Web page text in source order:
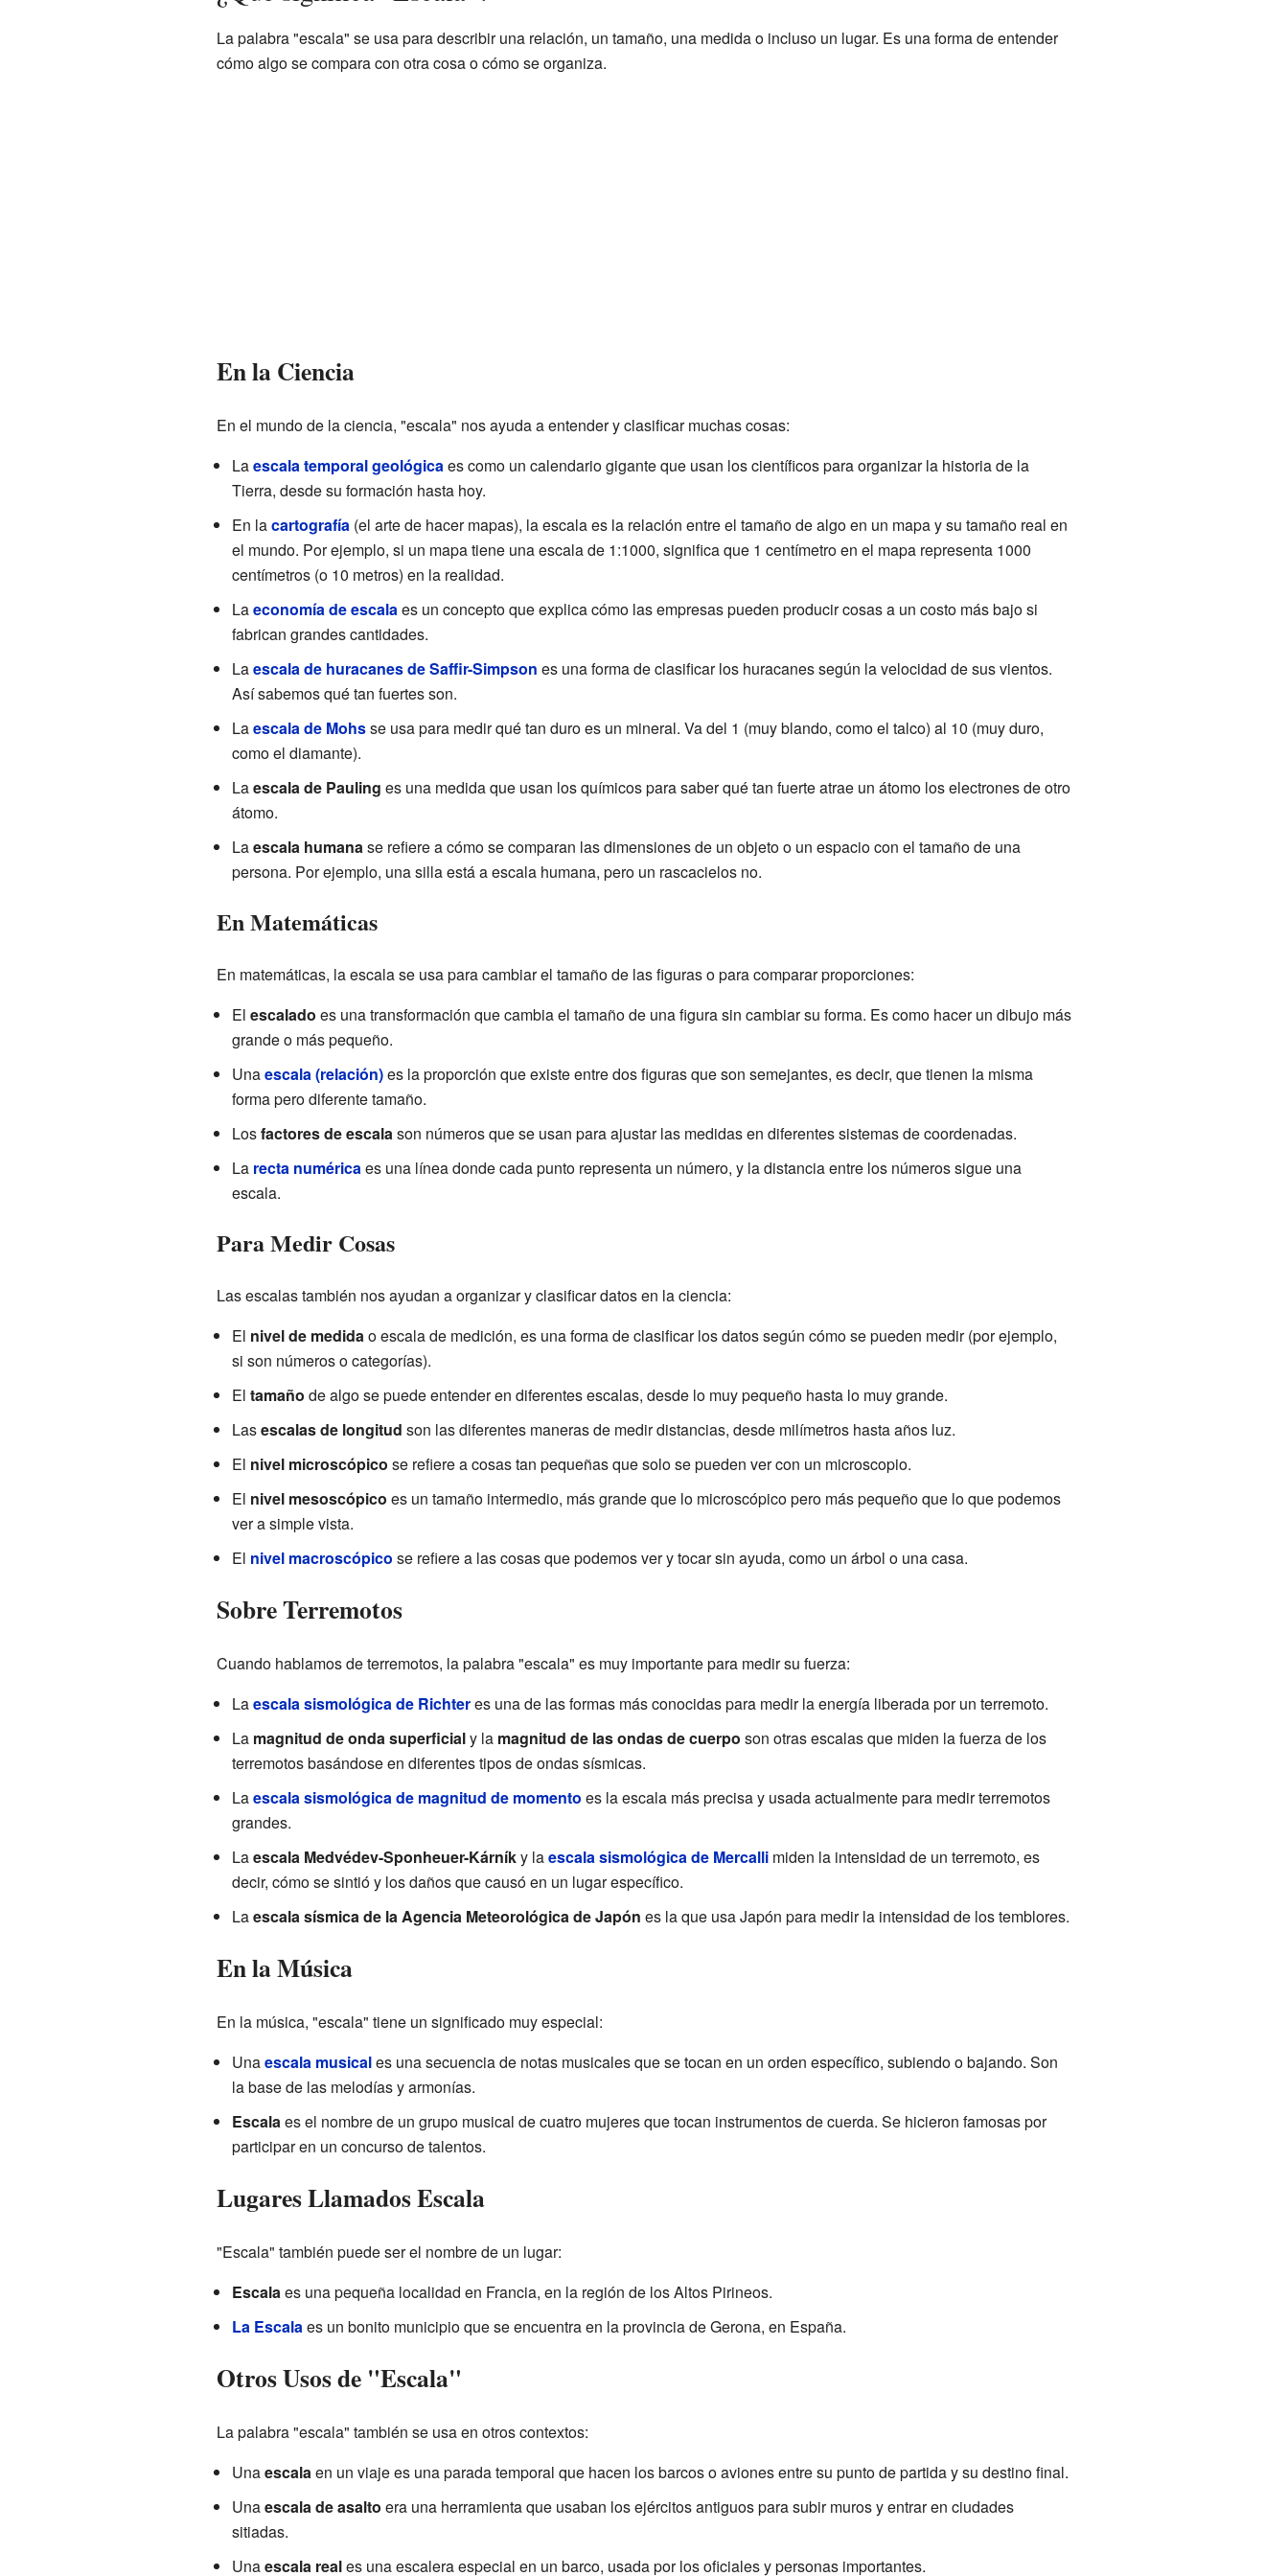
La palabra "escala" se usa para describir una relación, un tamaño, una medida o incluso un lugar. Es una forma de entender
cómo algo se compara con otra cosa o cómo se organiza.
En la Ciencia
En el mundo de la ciencia, "escala" nos ayuda a entender y clasificar muchas cosas:
Laescala temporal geológicaes como un calendario gigante que usan los científicos para organizar la historia de la
Tierra, desde su formación hasta hoy.
En lacartografía(el arte de hacer mapas), la escala es la relación entre el tamaño de algo en un mapa y su tamaño real en
el mundo. Por ejemplo, si un mapa tiene una escala de 1:1000, significa que 1 centímetro en el mapa representa 1000
centímetros (o 10 metros) en la realidad.
Laeconomía de escalaes un concepto que explica cómo las empresas pueden producir cosas a un costo más bajo si
fabrican grandes cantidades.
Laescala de huracanes de Saffir-Simpson es una forma de clasificar los huracanes según la velocidad de sus vientos.
Así sabemos qué tan fuertes son.
Laescala de Mohsse usa para medir qué tan duro es un mineral. Va del 1 (muy blando, como el talco) al 10 (muy duro,
como el diamante).
Laescala de Pauling es una medida que usan los químicos para saber qué tan fuerte atrae un átomo los electrones de otro
átomo.
Laescala humanase refiere a cómo se comparan las dimensiones de un objeto o un espacio con el tamaño de una
persona. Por ejemplo, una silla está a escala humana, pero un rascacielos no.
En Matemáticas
En matemáticas, la escala se usa para cambiar el tamaño de las figuras o para comparar proporciones:
El escalado es una transformación que cambia el tamaño de una figura sin cambiar su forma. Es como hacer un dibujo más
grande o más pequeño.
Unaescala (relación)es la proporción que existe entre dos figuras que son semejantes, es decir, que tienen la misma
forma pero diferente tamaño.
Losfactores de escalason números que se usan para ajustar las medidas en diferentes sistemas de coordenadas.
La recta numéricaes una línea donde cada punto representa un número, y la distancia entre los números sigue una
escala.
Para Medir Cosas
Las escalas también nos ayudan a organizar y clasificar datos en la ciencia:
El nivel de medidao escala de medición, es una forma de clasificar los datos según cómo se pueden medir (por ejemplo,
si son números o categorías).
El tamaño de algo se puede entender en diferentes escalas, desde lo muy pequeño hasta lo muy grande.
Lasescalas de longitud son las diferentes maneras de medir distancias, desde milímetros hasta años luz.
El nivel microscópico se refiere a cosas tan pequeñas que solo se pueden ver con un microscopio.
El nivel mesoscópico es un tamaño intermedio, más grande que lo microscópico pero más pequeño que lo que podemos
ver a simple vista.
El nivel macroscópico se refiere a las cosas que podemos ver y tocar sin ayuda, como un árbol o una casa.
Sobre Terremotos
Cuando hablamos de terremotos, la palabra "escala" es muy importante para medir su fuerza:
Laescala sismológica de Richteres una de las formas más conocidas para medir la energía liberada por un terremoto.
La magnitud de onda superficialy la magnitud de las ondas de cuerpo son otras escalas que miden la fuerza de los
terremotos basándose en diferentes tipos de ondas sísmicas.
Laescala sismológica de magnitud de momento es la escala más precisa y usada actualmente para medir terremotos
grandes.
Laescala Medvédev-Sponheuer-Kárníky laescala sismológica de Mercallimiden la intensidad de un terremoto, es
decir, cómo se sintió y los daños que causó en un lugar específico.
Laescala sísmica de la Agencia Meteorológica de Japón es la que usa Japón para medir la intensidad de los temblores.
En la Música
En la música, "escala" tiene un significado muy especial:
Unaescala musicales una secuencia de notas musicales que se tocan en un orden específico, subiendo o bajando. Son
la base de las melodías y armonías.
Escalaes el nombre de un grupo musical de cuatro mujeres que tocan instrumentos de cuerda. Se hicieron famosas por
participar en un concurso de talentos.
Lugares Llamados Escala
"Escala" también puede ser el nombre de un lugar:
Escalaes una pequeña localidad en Francia, en la región de los Altos Pirineos.
La Escalaes un bonito municipio que se encuentra en la provincia de Gerona, en España.
Otros Usos de "Escala"
La palabra "escala" también se usa en otros contextos:
Unaescalaen un viaje es una parada temporal que hacen los barcos o aviones entre su punto de partida y su destino final.
Unaescala de asalto era una herramienta que usaban los ejércitos antiguos para subir muros y entrar en ciudades
sitiadas.
Unaescala reales una escalera especial en un barco, usada por los oficiales y personas importantes.